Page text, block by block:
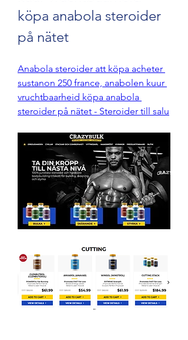
köpa anabola steroider
på nätet
Anabola steroider att köpa acheter
sustanon 250 france, anabolen kuur
vruchtbaarheid köpa anabola
steroider på nätet - Steroider till salu